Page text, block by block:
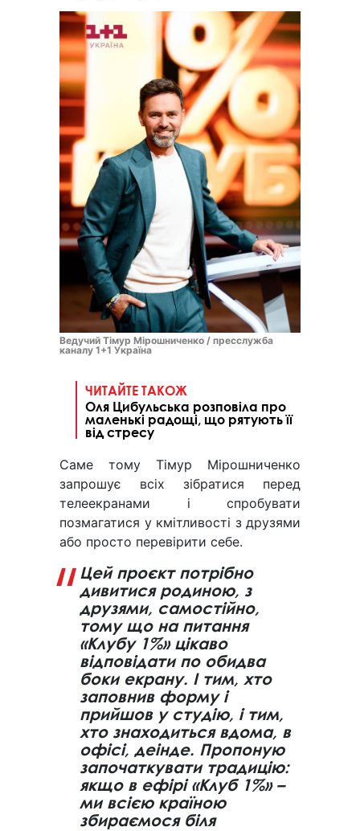
Ведучий Тімур Мірошниченко / пресслужба
каналу 1+1 Україна
ЧИТАЙТЕ ТАКОЖ
Оля Цибульська розповіла про
маленькі радощі, що рятують її
від стресу
Саме тому Тімур Мірошниченко
запрошує всіх зібратися перед
телеекранами і спробувати
позмагатися у кмітливості з друзями
або просто перевірити себе.
Цей проєкт потрібно
дивитися родиною, з
друзями, самостійно,
тому що на питання
«Клубу 1%» цікаво
відповідати по обидва
боки екрану. І тим, хто
заповнив форму і
прийшов у студію, і тим,
хто знаходиться вдома, в
офісі, деінде. Пропоную
започаткувати традицію:
якщо в ефірі «Клуб 1%» –
ми всією країною
збираємося біля